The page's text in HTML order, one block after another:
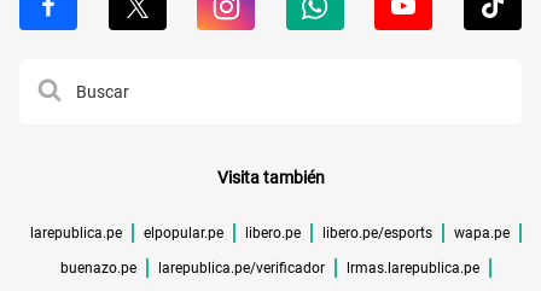
Visita también
larepublica.pe elpopular.pe libero.pe libero.pe/esports wapa.pe
buenazo.pe larepublica.pe/verificador lrmas.larepublica.pe